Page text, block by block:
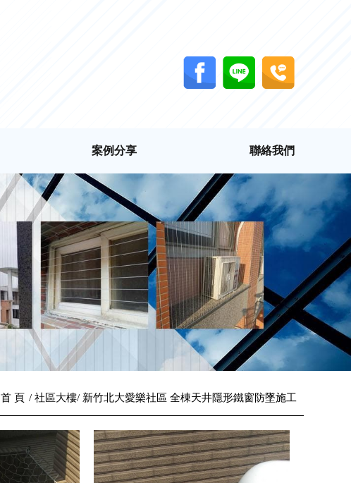
案例分享 聯絡我們
首 頁 社區大樓 新竹北大愛樂社區 全棟天井隱形鐵窗防墜施工